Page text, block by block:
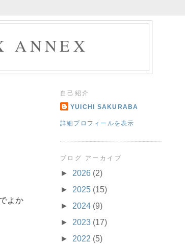
ANNEX
よか
自己紹介
YUICHI SAKURABA
詳細プロフィールを表示
ブログ アーカイブ
► 2026 (2)
► 2025 (15)
► 2024 (9)
► 2023 (17)
► 2022 (5)